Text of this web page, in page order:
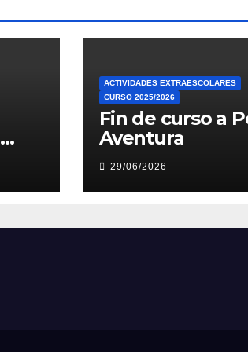
ACTIVIDADES EXTRAESCOLARES
CURSO 2025/2026
Fin de curso a
Aventura
29/06/2026